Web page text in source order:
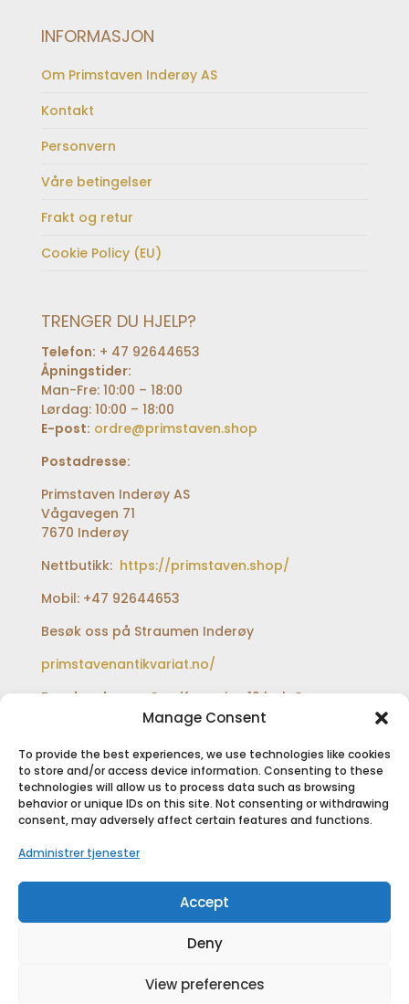
Manage Consent
To provide the best experiences, we use technologies like cookies
to store and/or access device information. Consenting to these
technologies will allow us to process data such as browsing
behavior or unique IDs on this site. Not consenting or withdrawing
consent, may adversely affect certain features and functions.
Administrer tjenester
Accept
Deny
View preferences
INFORMASJON
Om Primstaven Inderøy AS
Kontakt
Personvern
Våre betingelser
Frakt og retur
Cookie Policy (EU)
TRENGER DU HJELP?
Telefon: + 47 92644653
Åpningstider:
Man-Fre: 10:00 – 18:00
Lørdag: 10:00 – 18:00
E-post: ordre@primstaven.shop
Postadresse:
Primstaven Inderøy AS
Vågavegen 71
7670 Inderøy
Nettbutikk: https://primstaven.shop/
Mobil: +47 92644653
Besøk oss på Straumen Inderøy
primstavenantikvariat.no/
Besøksadresse:Sundfærveien 12 bak Coop
extra og Shell bensinstasjon
SIKKER BETALING